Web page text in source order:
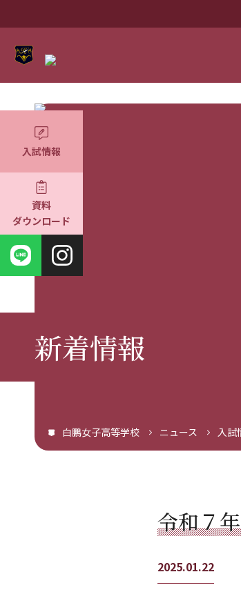
入試情報
資料
ダウンロード
新着情報
白鵬女子高等学校 ニュース 入試
令和７
2025.01.22